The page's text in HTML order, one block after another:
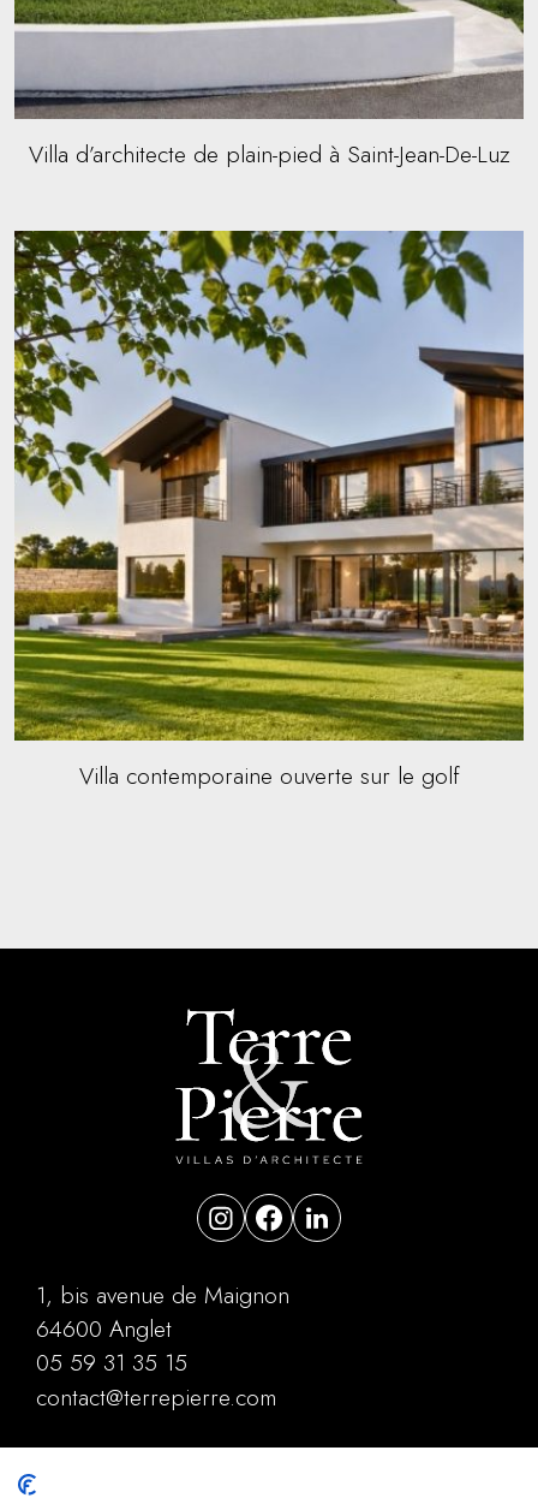
Villa d’architecte de plain-pied à Saint-Jean-De-Luz
Villa contemporaine ouverte sur le golf
1, bis avenue de Maignon
64600 Anglet
05 59 31 35 15
contact@terrepierre.com